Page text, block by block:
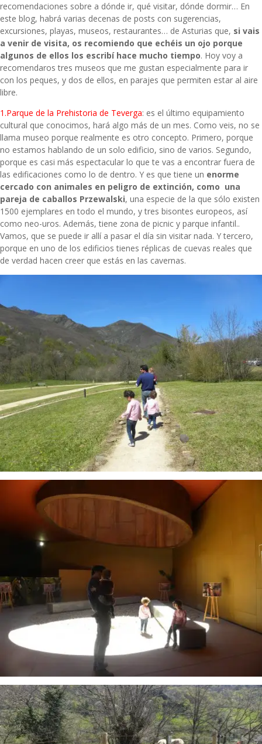
recomendaciones sobre a dónde ir, qué visitar, dónde dormir… En
este blog, habrá varias decenas de posts con sugerencias,
excursiones, playas, museos, restaurantes… de Asturias que, si vais
a venir de visita, os recomiendo que echéis un ojo porque
algunos de ellos los escribí hace mucho tiempo. Hoy voy a
recomendaros tres museos que me gustan especialmente para ir
con los peques, y dos de ellos, en parajes que permiten estar al aire
libre.
1.Parque de la Prehistoria de Teverga: es el último equipamiento
cultural que conocimos, hará algo más de un mes. Como veis, no se
llama museo porque realmente es otro concepto. Primero, porque
no estamos hablando de un solo edificio, sino de varios. Segundo,
porque es casi más espectacular lo que te vas a encontrar fuera de
las edificaciones como lo de dentro. Y es que tiene un enorme
cercado con animales en peligro de extinción, como una
pareja de caballos Przewalski, una especie de la que sólo existen
1500 ejemplares en todo el mundo, y tres bisontes europeos, así
como neo-uros. Además, tiene zona de picnic y parque infantil..
Vamos, que se puede ir allí a pasar el día sin visitar nada. Y tercero,
porque en uno de los edificios tienes réplicas de cuevas reales que
de verdad hacen creer que estás en las cavernas.